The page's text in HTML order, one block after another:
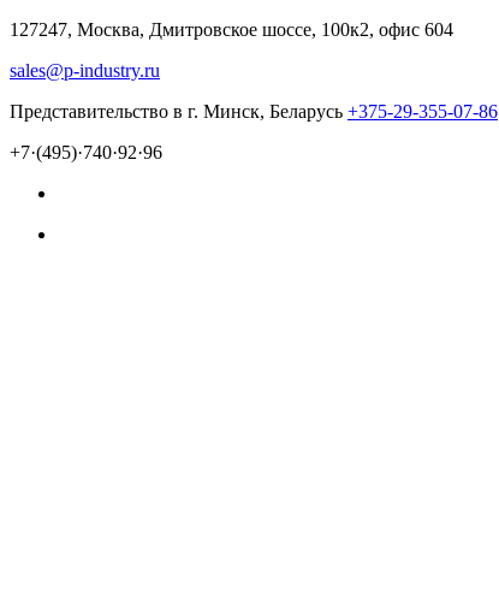
127247, Москва, Дмитровское шоссе, 100к2, офис 604
sales@p-industry.ru
Представительство в г. Минск, Беларусь +375-29-355-07-86
+7·(495)·740·92·96